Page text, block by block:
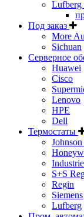
Lufberg
Под заказ
More
Sichuan
Серверное
Huawei
Cisco
Lenovo
HPE
Dell
Термостаты
S+S
Regin
Siemens
Lufberg